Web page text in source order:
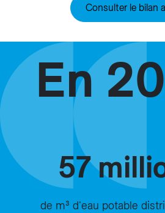
Consulter le bilan
En
57
de m³ d'eau potable